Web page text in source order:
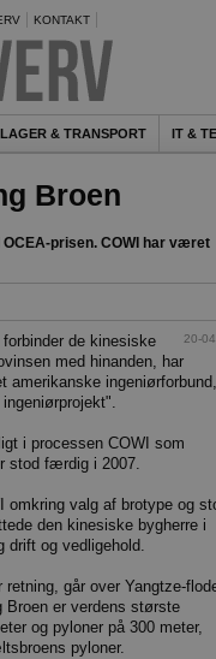
KONTAKT
LAGER & TRANSPORT IT &
Broen
prisen. COWI har været
20-
de kinesiske
med hinanden, har
amerikanske ingeniørforbund,
i processen COWI som
stod færdig i 2007.
omkring valg af brotype og
den kinesiske bygherre i
drift og vedligehold.
går over Yangtze-
er verdens største
og pyloner på 300 meter,
pyloner.